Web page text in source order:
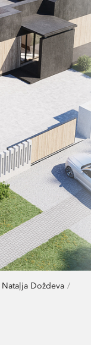
Nataļja Doždeva